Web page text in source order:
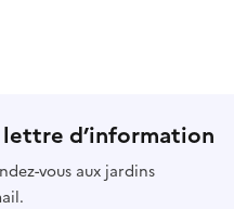
d’information
vous aux jardins